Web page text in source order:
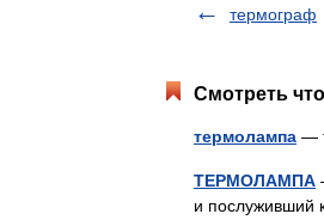
термограф
Смотреть
термолампа —
ТЕРМОЛАМПА
и послуживший